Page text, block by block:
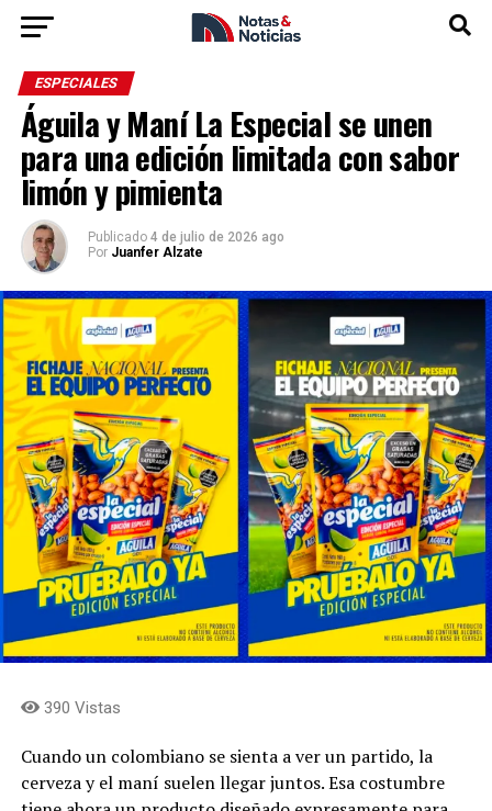
ESPECIALES
Águila y Maní La Especial se unen
para una edición limitada con sabor
limón y pimienta
Publicado 4 de julio de 2026 ago
Por Juanfer Alzate
390 Vistas
Cuando un colombiano se sienta a ver un partido, la
cerveza y el maní suelen llegar juntos. Esa costumbre